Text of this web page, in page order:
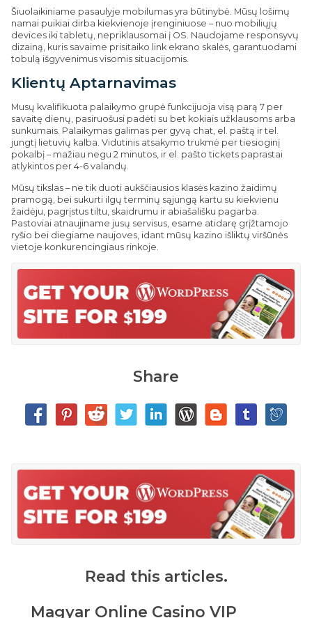
Šiuolaikiniame pasaulyje mobilumas yra būtinybė. Mūsų lošimų
namai puikiai dirba kiekvienoje įrenginiuose – nuo mobiliųjų
devices iki tabletų, nepriklausomai į OS. Naudojame responsyvų
dizainą, kuris savaime prisitaiko link ekrano skalės, garantuodami
tobulą išgyvenimus visomis situacijomis.
Klientų Aptarnavimas
Musų kvalifikuota palaikymo grupė funkcijuoja visą parą 7 per
savaitę dienų, pasiruošusi padėti su bet kokiais užklausoms arba
sunkumais. Palaikymas galimas per gyvą chat, el. paštą ir tel.
jungtį lietuvių kalba. Vidutinis atsakymo trukmė per tiesioginį
pokalbį – mažiau negu 2 minutos, ir el. pašto tickets paprastai
atlykintos per 4-6 valandų.
Mūsų tikslas – ne tik duoti aukščiausios klasės kazino žaidimų
pramogą, bei sukurti ilgų terminų sąjungą kartu su kiekvienu
žaidėju, pagrįstus tiltu, skaidrumu ir abiašališku pagarba.
Pastoviai atnaujiname jusų servisus, esame atidarę grįžtamojo
ryšio bei diegiame naujoves, idant mūsų kazino išliktų viršūnės
vietoje konkurencingiaus rinkoje.
Share
Read this articles.
Magyar Online Casino VIP